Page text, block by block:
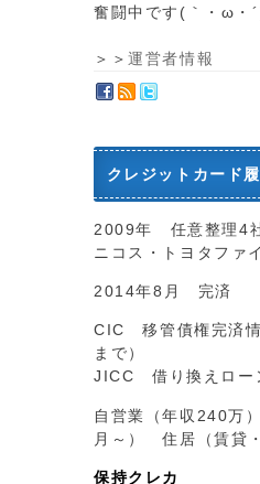
奮闘中です(｀・ω・
＞＞運営者情報
クレジットカード
2009年 任意整理4
ニコス・トヨタファ
2014年8月 完済
CIC 移管債権完済
まで）
JICC 借り換えロー
自営業（年収240万
月～） 住居（賃貸
保持クレカ